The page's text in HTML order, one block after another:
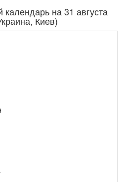
на 31 августа
Киев)